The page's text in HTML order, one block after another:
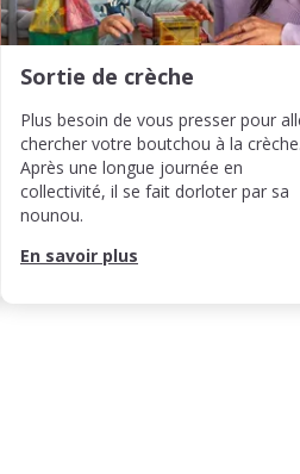
Sortie de crèche
Plus besoin de vous presser pour
chercher votre boutchou à la crèche.
Après une longue journée en
collectivité, il se fait dorloter par sa
nounou.
En savoir plus